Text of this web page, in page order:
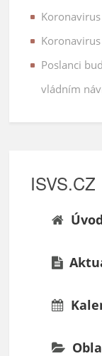
Poslanci
vládním
ISVS.CZ
Úvod